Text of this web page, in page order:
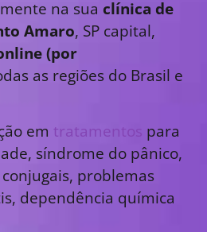
na sua clínica de
Amaro, SP capital,
(por
as regiões do Brasil e
em tratamentos para
síndrome do pânico,
problemas
dependência química